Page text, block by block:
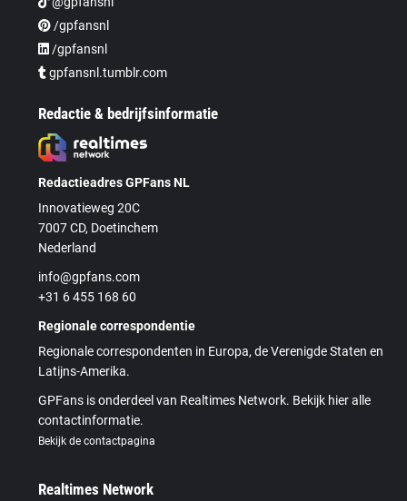
/gpfansnl
/gpfansnl
gpfansnl.tumblr.com
Redactie & bedrijfsinformatie
Redactieadres GPFans NL
Innovatieweg 20C
7007 CD, Doetinchem
Nederland
info@gpfans.com
+31 6 455 168 60
Regionale correspondentie
Regionale correspondenten in Europa, de Verenigde Staten en
Latijns-Amerika.
GPFans is onderdeel van Realtimes Network. Bekijk hier alle
contactinformatie.
Bekijk de contactpagina
Realtimes Network